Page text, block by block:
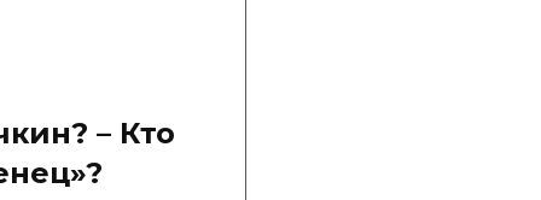
– Кто